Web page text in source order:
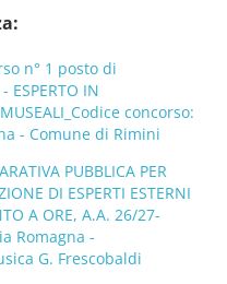
n° 1 posto di
IN
concorso:
- Comune di Rimini
PUBBLICA PER
DI ESPERTI ESTERNI
A ORE, A.A. 26/27-
Romagna -
G. Frescobaldi